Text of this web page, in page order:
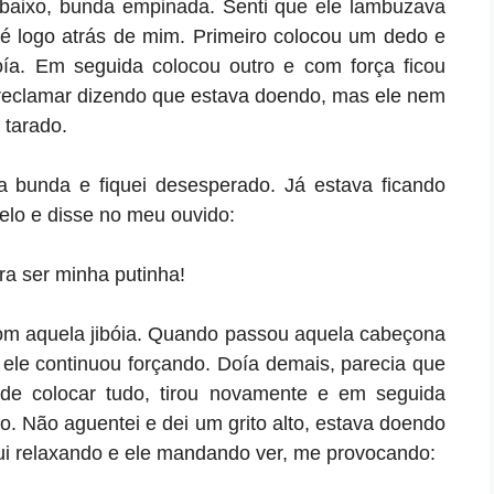
bunda empinada. Senti que ele lambuzava
logo atrás de mim. Primeiro colocou um dedo e
Em seguida colocou outro e com força ficou
dizendo que estava doendo, mas ele nem
bunda e fiquei desesperado. Já estava ficando
e disse no meu ouvido:
ser minha putinha!
aquela jibóia. Quando passou aquela cabeçona
continuou forçando. Doía demais, parecia que
colocar tudo, tirou novamente e em seguida
Não aguentei e dei um grito alto, estava doendo
relaxando e ele mandando ver, me provocando: